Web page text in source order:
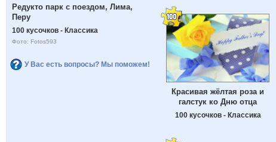
Редукто парк с поездом, Лима,
Перу
100 кусочков - Классика
Фото: Fotos593
У Вас есть вопросы? Мы поможем!
Красивая жёлтая роза и
галстук ко Дню отца
100 кусочков - Классика